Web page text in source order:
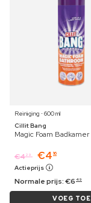
Reiniging ⋅ 600 ml
Cillit Bang
Magic Foam Badkamer
€429 €4 16
Actieprijs
Normale prijs:€6 49
VOEG TOE